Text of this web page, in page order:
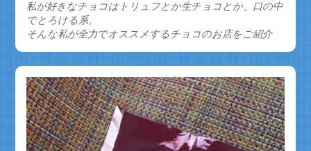
私が好きなチョコはトリュフとか生チョコとか、口の中
でとろける系。
そんな私が全力でオススメするチョコのお店をご紹介